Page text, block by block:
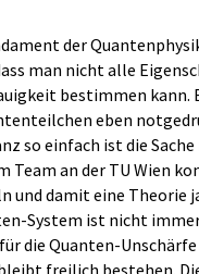
der
man nicht alle
bestimmen kann.
eben
so einfach ist die
Team an der TU Wien
und damit eine Theorie
System ist nicht
die Quanten-
freilich bestehen.